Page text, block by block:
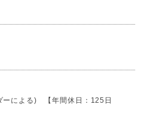
ーによる) 【年間休日：125日